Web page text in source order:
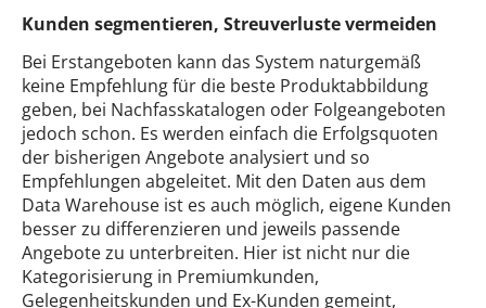
Kunden segmentieren, Streuverluste vermeiden
Bei Erstangeboten kann das System naturgemäß
keine Empfehlung für die beste Produktabbildung
geben, bei Nachfasskatalogen oder Folgeangeboten
jedoch schon. Es werden einfach die Erfolgsquoten
der bisherigen Angebote analysiert und so
Empfehlungen abgeleitet. Mit den Daten aus dem
Data Warehouse ist es auch möglich, eigene Kunden
besser zu differenzieren und jeweils passende
Angebote zu unterbreiten. Hier ist nicht nur die
Kategorisierung in Premiumkunden,
Gelegenheitskunden und Ex-Kunden gemeint,